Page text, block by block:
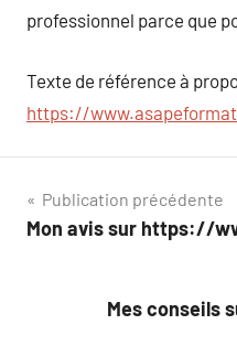
professionnel parce que
Texte de référence à
https://
Navigation
de
Publication précédente
Mon avis sur https://
Mes conseils